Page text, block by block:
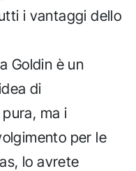
i vantaggi dello
Goldin è un
di
ma i
per le
lo avrete